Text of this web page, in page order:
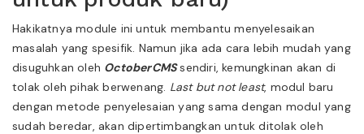
Hakikatnya module ini untuk membantu menyelesaikan
masalah yang spesifik. Namun jika ada cara lebih mudah yang
disuguhkan oleh OctoberCMSsendiri, kemungkinan akan di
tolak oleh pihak berwenang. Last but not least, modul baru
dengan metode penyelesaian yang sama dengan modul yang
sudah beredar, akan dipertimbangkan untuk ditolak oleh